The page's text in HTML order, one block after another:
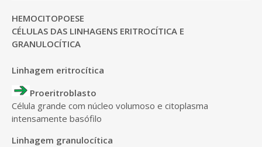
o
n
t
n
HEMOCITOPOESE
CÉLULAS DAS LINHAGENS ERITROCÍTICA E
GRANULOCÍTICA
Linhagem eritrocítica
Proeritroblasto
Célula grande com núcleo volumoso e citoplasma
intensamente basófilo
Linhagem granulocítica